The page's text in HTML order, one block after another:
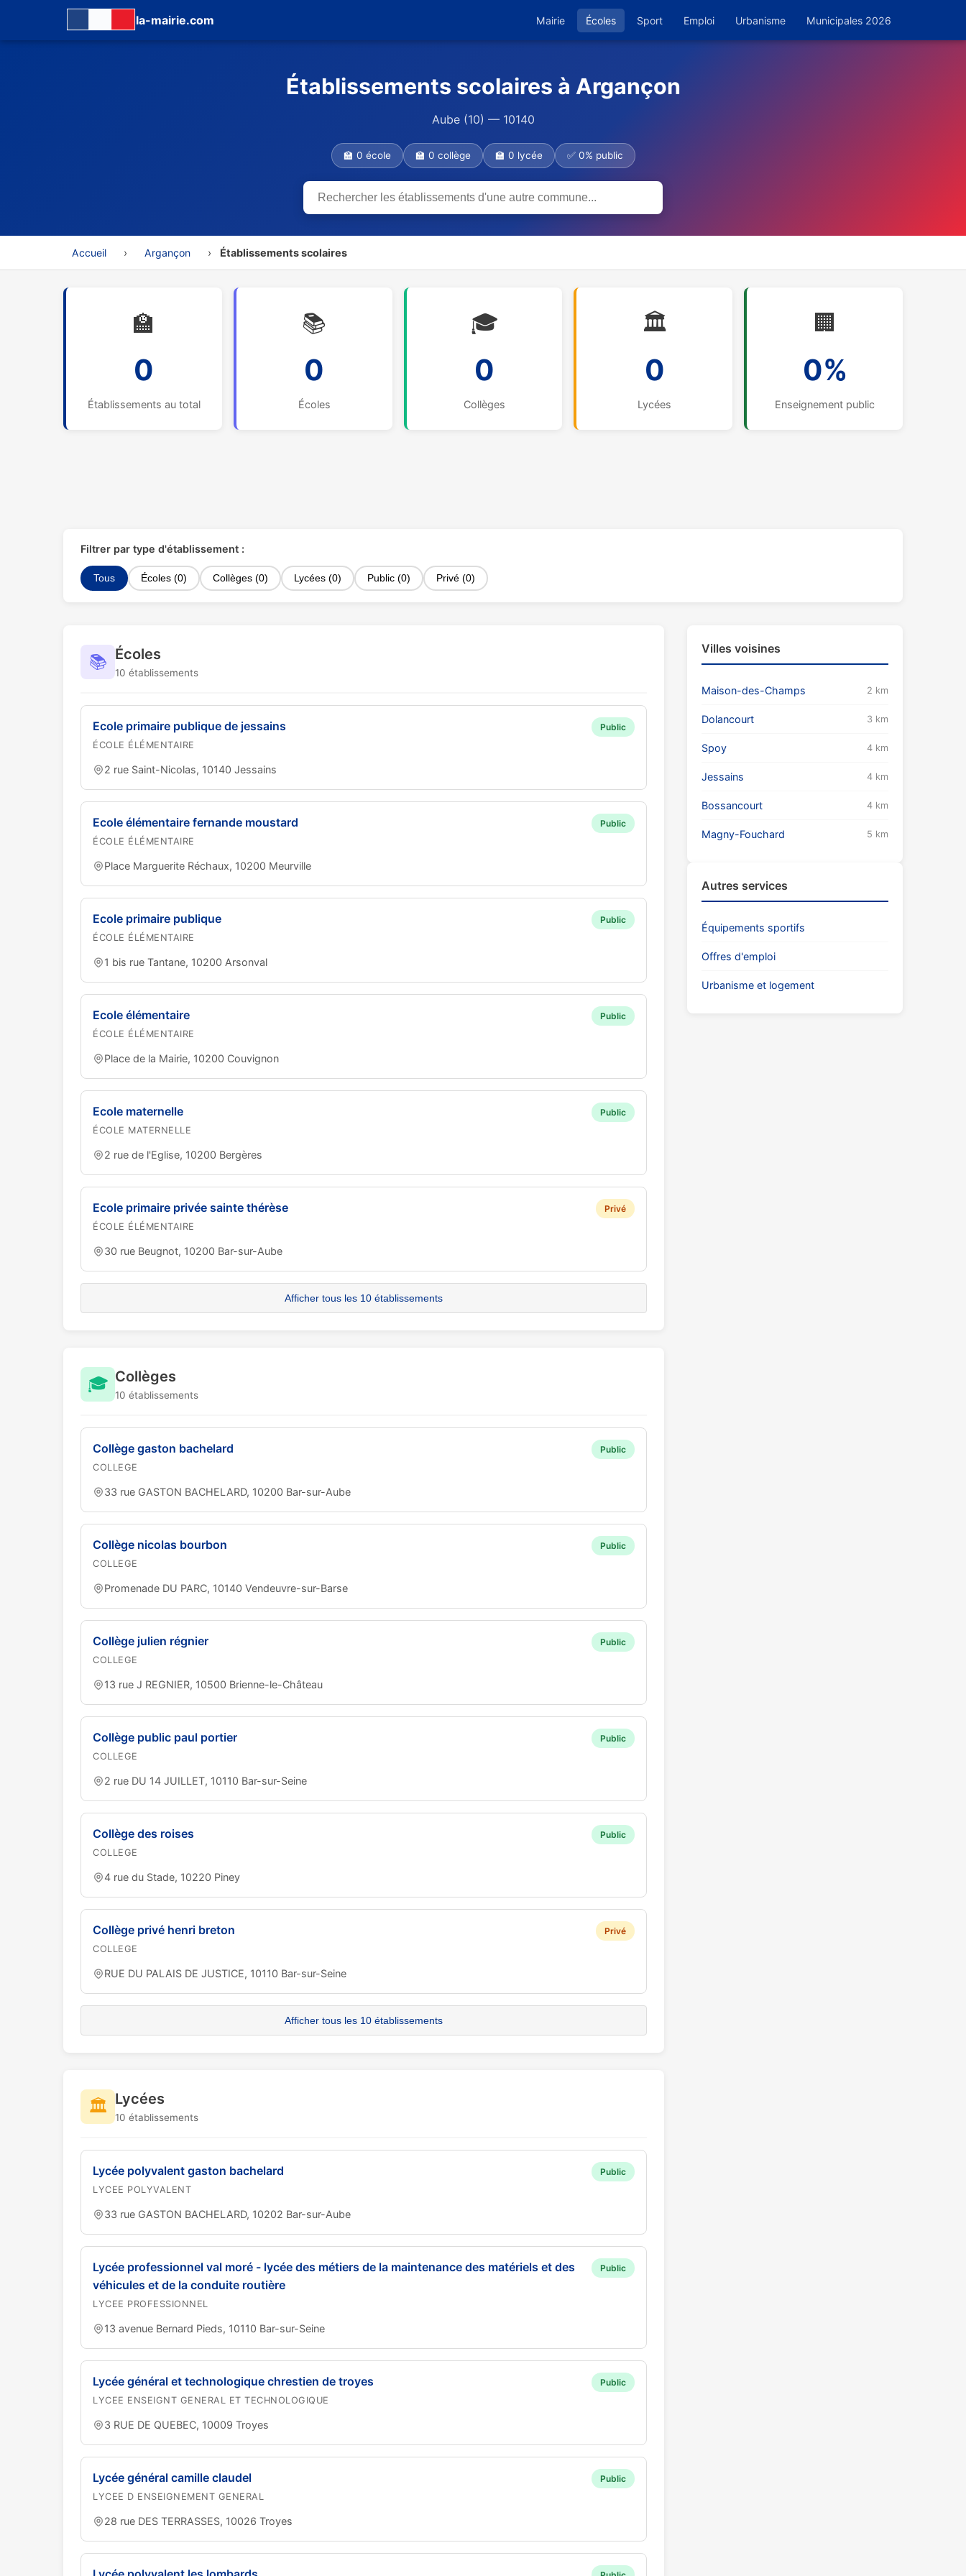
la-mairie.com Mairie Écoles Sport Emploi Urbanisme Municipales 2026
Établissements scolaires à Argançon
Aube (10) — 10140
🏫 0 école 🏫 0 collège 🏫 0 lycée ✅ 0% public
Accueil › Argançon › Établissements scolaires
🏫
0
Établissements au total
📚
0
Écoles
🎓
0
Collèges
🏛️
0
Lycées
🏢
0%
Enseignement public
Filtrer par type d'établissement :
Tous Écoles (0) Collèges (0) Lycées (0) Public (0) Privé (0)
📚 Écoles
10 établissements
Ecole primaire publique de jessains
ÉCOLE ÉLÉMENTAIRE
Public
2 rue Saint-Nicolas, 10140 Jessains
Ecole élémentaire fernande moustard
ÉCOLE ÉLÉMENTAIRE
Public
Place Marguerite Réchaux, 10200 Meurville
Ecole primaire publique
ÉCOLE ÉLÉMENTAIRE
Public
1 bis rue Tantane, 10200 Arsonval
Ecole élémentaire
ÉCOLE ÉLÉMENTAIRE
Public
Place de la Mairie, 10200 Couvignon
Ecole maternelle
ÉCOLE MATERNELLE
Public
2 rue de l'Eglise, 10200 Bergères
Ecole primaire privée sainte thérèse
ÉCOLE ÉLÉMENTAIRE
Privé
30 rue Beugnot, 10200 Bar-sur-Aube
Afficher tous les 10 établissements
🎓 Collèges
10 établissements
Collège gaston bachelard
COLLEGE
Public
33 rue GASTON BACHELARD, 10200 Bar-sur-Aube
Collège nicolas bourbon
COLLEGE
Public
Promenade DU PARC, 10140 Vendeuvre-sur-Barse
Collège julien régnier
COLLEGE
Public
13 rue J REGNIER, 10500 Brienne-le-Château
Collège public paul portier
COLLEGE
Public
2 rue DU 14 JUILLET, 10110 Bar-sur-Seine
Collège des roises
COLLEGE
Public
4 rue du Stade, 10220 Piney
Collège privé henri breton
COLLEGE
Privé
RUE DU PALAIS DE JUSTICE, 10110 Bar-sur-Seine
Afficher tous les 10 établissements
🏛️ Lycées
10 établissements
Lycée polyvalent gaston bachelard
LYCEE POLYVALENT
Public
33 rue GASTON BACHELARD, 10202 Bar-sur-Aube
Lycée professionnel val moré - lycée des métiers de la maintenance des matériels et des
véhicules et de la conduite routière
LYCEE PROFESSIONNEL
Public
13 avenue Bernard Pieds, 10110 Bar-sur-Seine
Lycée général et technologique chrestien de troyes
LYCEE ENSEIGNT GENERAL ET TECHNOLOGIQUE
Public
3 RUE DE QUEBEC, 10009 Troyes
Lycée général camille claudel
LYCEE D ENSEIGNEMENT GENERAL
Public
28 rue DES TERRASSES, 10026 Troyes
Villes voisines
Maison-des-Champs 2 km
Dolancourt 3 km
Spoy 4 km
Jessains 4 km
Bossancourt 4 km
Magny-Fouchard 5 km
Autres services
Équipements sportifs
Offres d'emploi
Urbanisme et logement